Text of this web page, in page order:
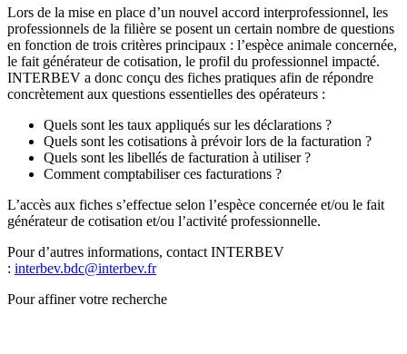
Lors de la mise en place d’un nouvel accord interprofessionnel, les
professionnels de la filière se posent un certain nombre de questions
en fonction de trois critères principaux : l’espèce animale concernée,
le fait générateur de cotisation, le profil du professionnel impacté.
INTERBEV a donc conçu des fiches pratiques afin de répondre
concrètement aux questions essentielles des opérateurs :
Quels sont les taux appliqués sur les déclarations ?
Quels sont les cotisations à prévoir lors de la facturation ?
Quels sont les libellés de facturation à utiliser ?
Comment comptabiliser ces facturations ?
L’accès aux fiches s’effectue selon l’espèce concernée et/ou le fait
générateur de cotisation et/ou l’activité professionnelle.
Pour d’autres informations, contact INTERBEV
: interbev.bdc@interbev.fr
Pour affiner votre recherche